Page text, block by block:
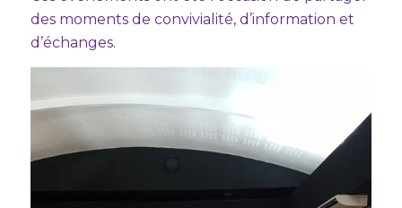
des moments de convivialité, d’information et
d’échanges.